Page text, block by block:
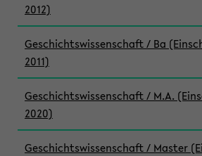
2012)
Geschichtswissenschaft / Ba
2011)
Geschichtswissenschaft / M.A.
2020)
Geschichtswissenschaft / Master